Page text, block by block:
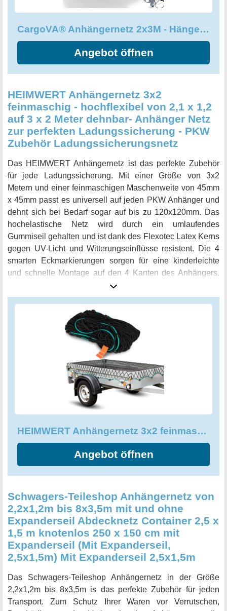
CargoVA® Anhängernetz 2x3M - Hängernetz mit Gummiseil und Eckenmarkierung
Angebot öffnen
HEIMWERT Anhängernetz 3x2
feinmaschig - hochflexibel von 2,1 x 1,2
auf 3 x 2 Meter dehnbar- Anhänger Netz
zur perfekten Ladungssicherung - PKW
Zubehör Ladungssicherungsnetz
Das HEIMWERT Anhängernetz ist das perfekte Zubehör
für jede Ladungssicherung. Mit einer Größe von 3x2
Metern und einer feinmaschigen Maschenweite von 45mm
x 45mm passt es universell auf jeden PKW Anhänger und
dehnt sich bei Bedarf sogar auf bis zu 120x120mm. Das
hochelastische Netz wird durch ein umlaufendes
Gummiseil gehalten und ist dank des Flexotec Latex Kerns
gegen UV-Licht und Witterungseinflüsse resistent. Die 4
smarten Eckmarkierungen sorgen für eine kinderleichte
und schnelle Montage auf den 4 Kanten des Anhängers.
Die Oberflächenbelastung der Ladung wird durch das
feinmaschige Flexotec Netz und die schonende
Punkbelastungs-Optimierung reduziert und die
Bruchdehnung von 650N sichert Ihnen eine perfekte
Verzurrung Ihrer Güter. Egal ob im Herbst, Winter, bei
Regen oder Schnee, das umlaufende Gummiseil bleibt
stets geschmeidig und sorgt somit für eine unkomplizierte
und sichere Ladungssicherung. Mit dem HEIMWERT
Anhängernetz sind Sie auf jeder Fahrt auf der sicheren
HEIMWERT Anhängernetz 3x2 feinmaschig - hochflexibel von 2,1 x 1,2 auf 3 x 2 Meter
Angebot öffnen
Schwagers-Teileshop Anhängernetz von
2,2x1,2m bis 8x3,5m mit und ohne
Expanderseil Abdecknetz Container 2,5 x
1,5 m knotenlos 250 x 150 cm mit
Expanderseil (Mit Expanderseil,
2,5x1,5m) Mit Expanderseil 2,5x1,5m
Das Schwagers-Teileshop Anhängernetz in der Größe
2,2x1,2m bis 8x3,5m is das perfekte Zubehör für jeden
Transport. Zum Schutz Ihrer Waren vor Verrutschen,